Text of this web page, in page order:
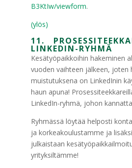
B3KtIw/viewform.
(ylös)
11.
LINKEDIN-RYHMÄ
Kesätyöpaikkoihin hakeminen
vuoden vaihteen jälkeen, joten
muistutuksena on LinkedInin
haun apuna!
LinkedIn-ryhmä, johon
Ryhmässä löytää helposti
ja korkeakoulustamme ja
julkaistaan
yrityksiltämme!